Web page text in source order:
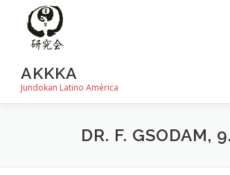
contenido
AKKKA
Jundokan Latino América
DR. F. GSODAM,